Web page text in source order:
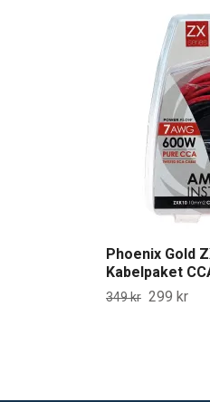
Phoenix Gold
Kabelpaket
349 kr 299 kr